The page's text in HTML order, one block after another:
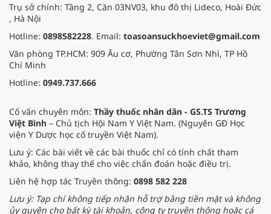
Trụ sở chính: Tầng 2, Căn 03NV03, khu đô thị Lideco, Hoài Đức
, Hà Nội
Hotline: 0898582228. Email: toasoansuckhoeviet@gmail.com
Văn phòng TP.HCM: 909 Âu cơ, Phường Tân Sơn Nhì, TP Hồ
Chí Minh
Hotline: 0949.737.666
Cố vấn chuyên môn: Thầy thuốc nhân dân - GS.TS Trương
Việt Bình – Chủ tịch Hội Nam Y Việt Nam. (Nguyên GĐ Học
viện Y Dược học cổ truyền Việt Nam).
Lưu ý: Các bài viết về các bài thuốc chỉ có tính chất tham
khảo, không thay thế cho việc chẩn đoán hoặc điều trị.
Liên hệ hợp tác Truyền thông: 0898 582 228
Lưu ý: Tạp chí không tiếp nhận hỗ trợ bằng tiền mặt và không
ủy quyền cho bất kỳ tài khoản, công ty truyền thông hoặc cá